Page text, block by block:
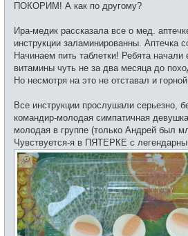
ПОКОРИМ! А как по другому?
Ира-медик рассказала все о мед.
инструкции заламинированны. Аптечка
Начинаем пить таблетки! Ребята начали
витамины чуть не за два месяца до
Но несмотря на это не отставал и
Все инструкции прослушали серьезно,
командир-молодая симпатичная
молодая в группе (только Андрей был
Чувствуется-я в ПЯТЕРКЕ с